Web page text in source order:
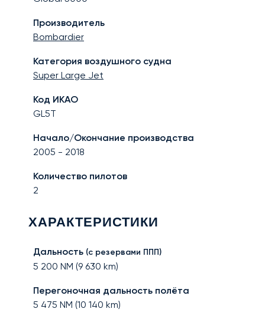
Производитель
Bombardier
Категория воздушного судна
Super Large Jet
Код ИКАО
GL5T
Начало/Окончание производства
2005 - 2018
Количество пилотов
2
ХАРАКТЕРИСТИКИ
Дальность (с резервами ППП)
5 200 NM (9 630 km)
Перегоночная дальность полёта
5 475 NM (10 140 km)